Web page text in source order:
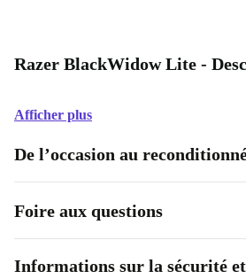
Razer BlackWidow Lite -
Afficher plus
De l’occasion au
Foire aux questions
Informations sur la sécurité